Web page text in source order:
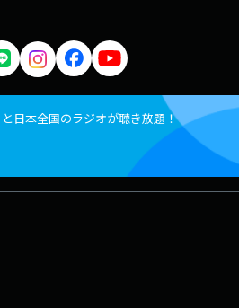
日本全国のラジオが聴き放題！